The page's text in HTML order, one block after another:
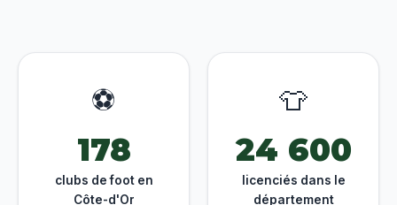
⚽
178
clubs de foot en
Côte-d'Or
👕
24 600
licenciés dans le
département